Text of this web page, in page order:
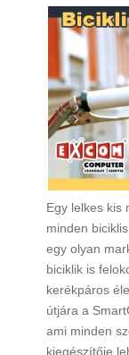
Egy lelkes kis
minden
egy olyan
biciklik is
kerékpáros
útjára a
ami minden
kiegészítője